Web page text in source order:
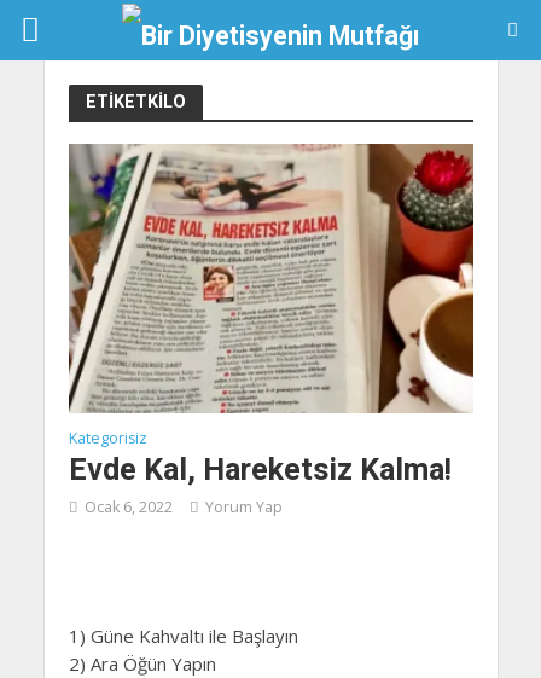
ETIKETKILO
Kategorisiz
Evde Kal, Hareketsiz Kalma!
Ocak 6, 2022 Yorum Yap
1) Güne Kahvaltı ile Başlayın
2) Ara Öğün Yapın